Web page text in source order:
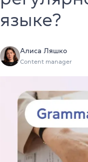
языке?
Алиса Ляшко
Content manager